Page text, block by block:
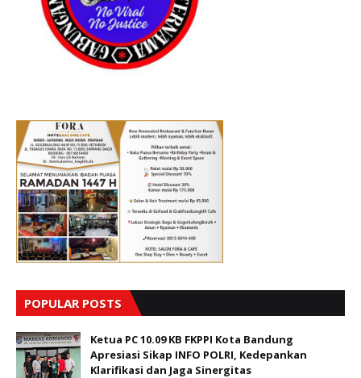
POPULAR POSTS
Ketua PC 10.09 KB FKPPI Kota Bandung
Apresiasi Sikap INFO POLRI, Kedepankan
Klarifikasi dan Jaga Sinergitas